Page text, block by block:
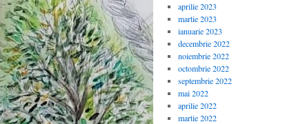
aprilie 2023
martie 2023
ianuarie 2023
decembrie 2022
noiembrie 2022
octombrie 2022
septembrie 2022
mai 2022
aprilie 2022
martie 2022